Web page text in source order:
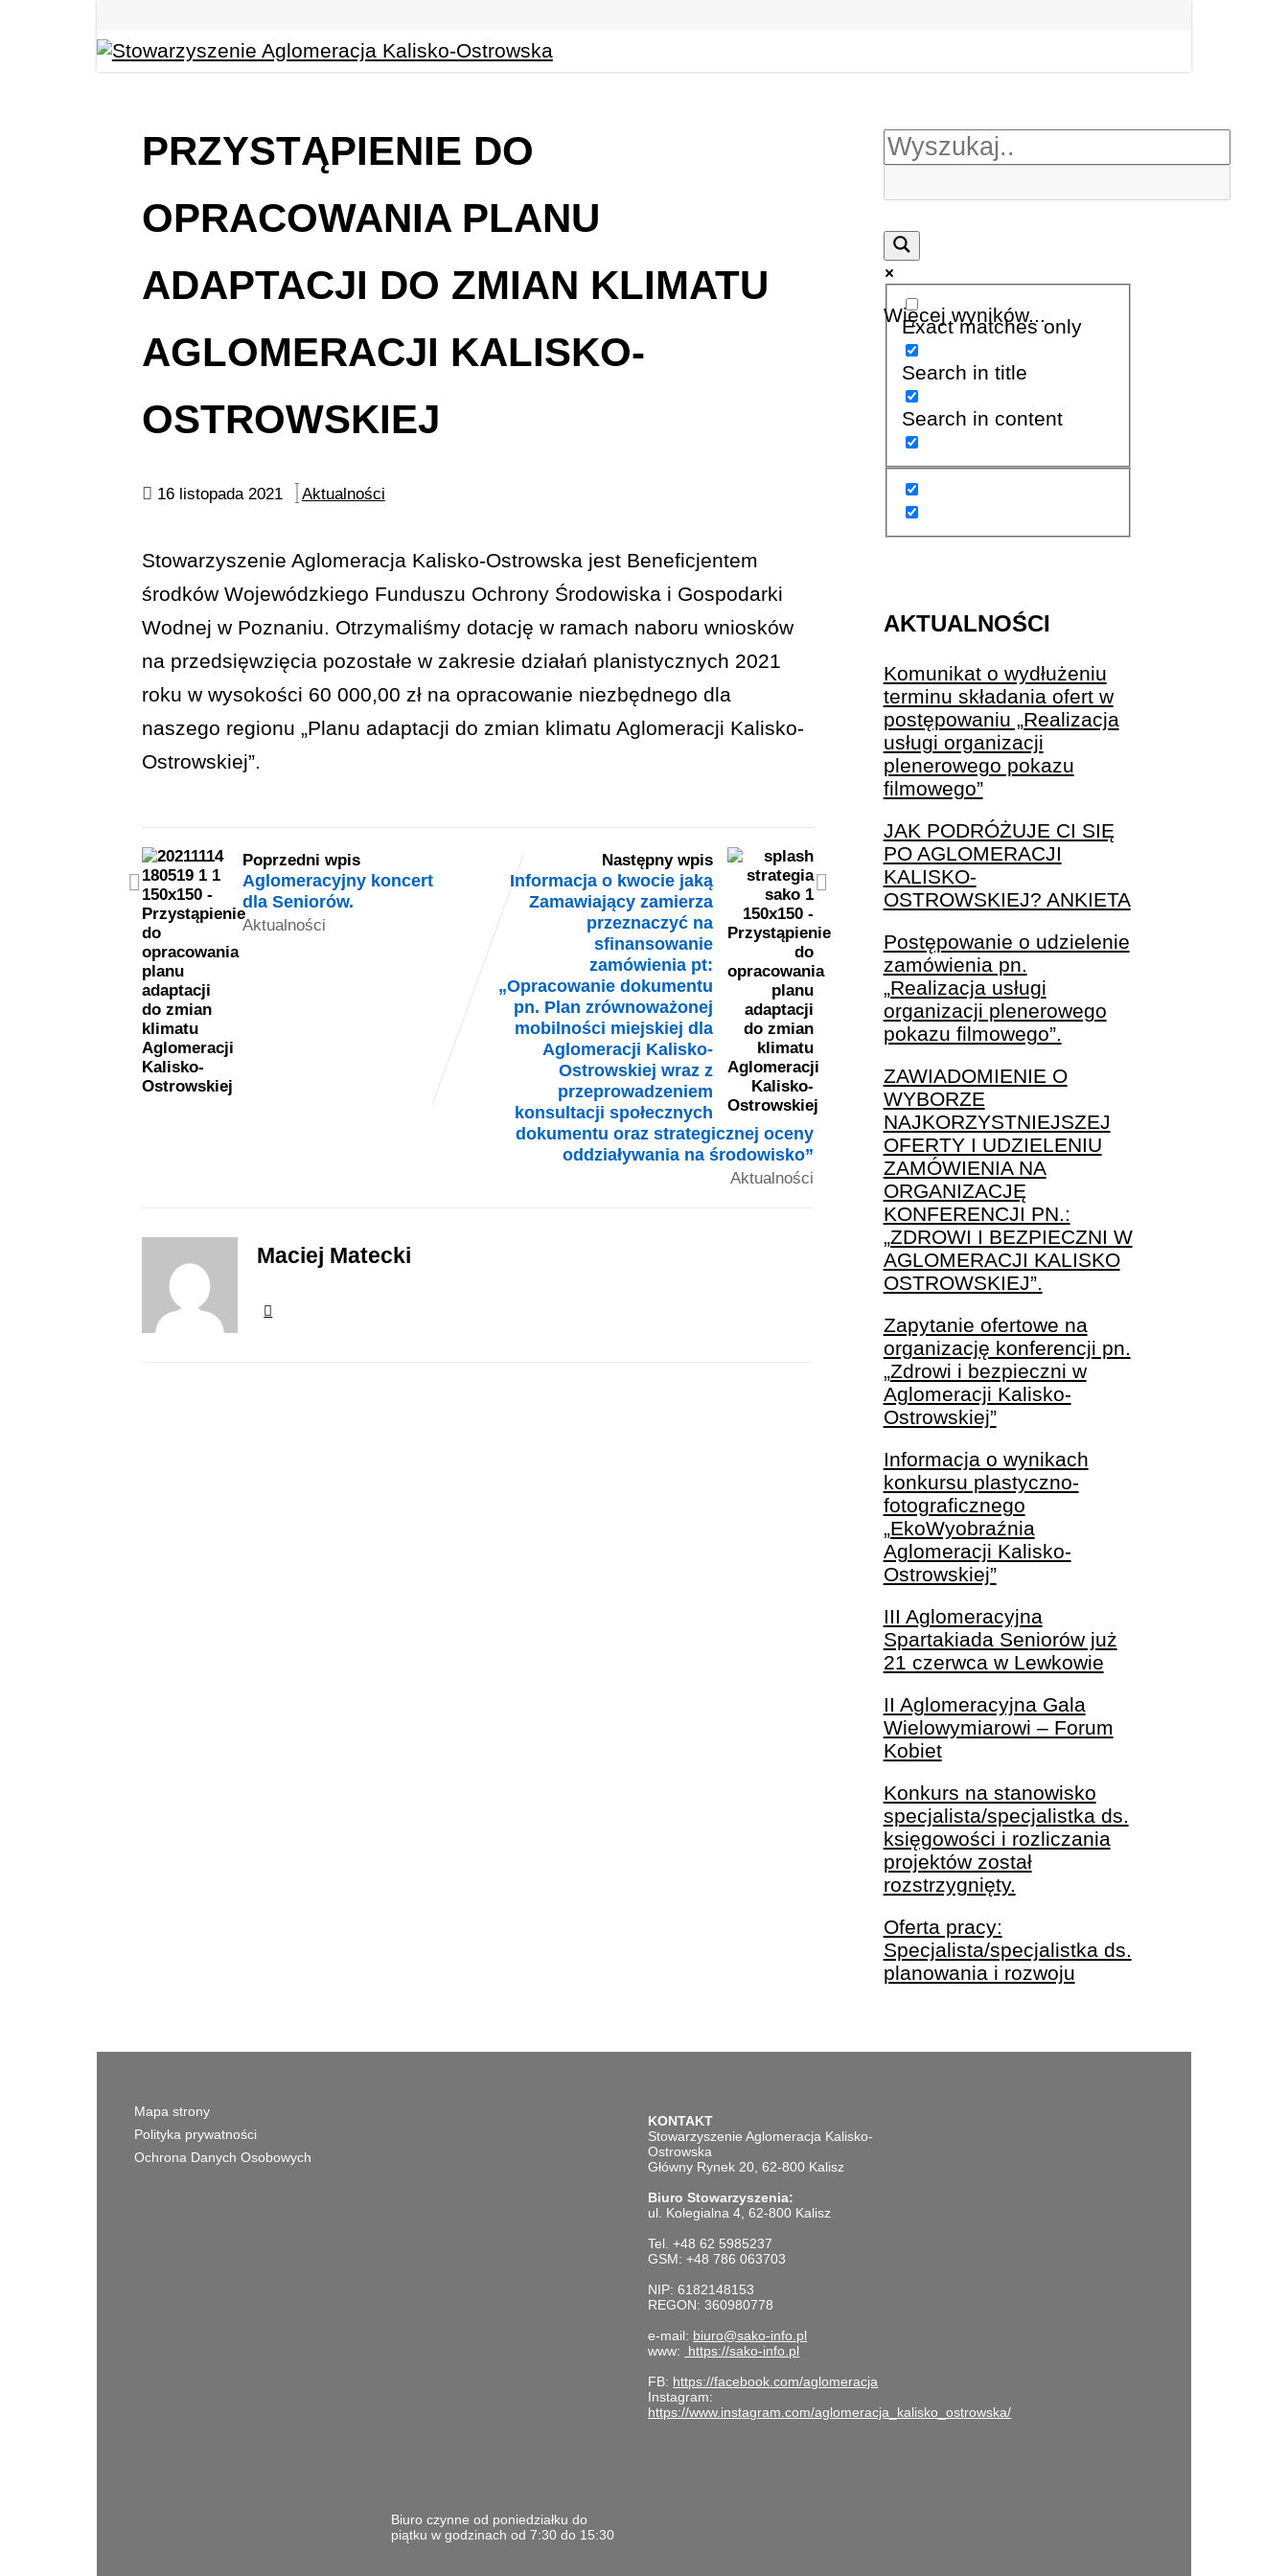
PRZYSTĄPIENIE DO
OPRACOWANIA PLANU
ADAPTACJI DO ZMIAN KLIMATU
AGLOMERACJI KALISKO-
OSTROWSKIEJ
16 listopada 2021 Aktualności
Stowarzyszenie Aglomeracja Kalisko-Ostrowska jest Beneficjentem
środków Wojewódzkiego Funduszu Ochrony Środowiska i Gospodarki
Wodnej w Poznaniu. Otrzymaliśmy dotację w ramach naboru wniosków
na przedsięwzięcia pozostałe w zakresie działań planistycznych 2021
roku w wysokości 60 000,00 zł na opracowanie niezbędnego dla
naszego regionu „Planu adaptacji do zmian klimatu Aglomeracji Kalisko-
Ostrowskiej”.
Poprzedni wpis
Aglomeracyjny koncert
dla Seniorów.
Aktualności
Następny wpis
Informacja o kwocie jaką
Zamawiający zamierza
przeznaczyć na
sfinansowanie
zamówienia pt:
„Opracowanie dokumentu
pn. Plan zrównoważonej
mobilności miejskiej dla
Aglomeracji Kalisko-
Ostrowskiej wraz z
przeprowadzeniem
konsultacji społecznych
dokumentu oraz strategicznej oceny
oddziaływania na środowisko”
Aktualności
Maciej Matecki
Więcej wyników...
Exact matches only
Search in title
Search in content
AKTUALNOŚCI
Komunikat o wydłużeniu
terminu składania ofert w
postępowaniu „Realizacja
usługi organizacji
plenerowego pokazu
filmowego”
JAK PODRÓŻUJE CI SIĘ
PO AGLOMERACJI
KALISKO-
OSTROWSKIEJ? ANKIETA
Postępowanie o udzielenie
zamówienia pn.
„Realizacja usługi
organizacji plenerowego
pokazu filmowego”.
ZAWIADOMIENIE O
WYBORZE
NAJKORZYSTNIEJSZEJ
OFERTY I UDZIELENIU
ZAMÓWIENIA NA
ORGANIZACJĘ
KONFERENCJI PN.:
„ZDROWI I BEZPIECZNI W
AGLOMERACJI KALISKO
OSTROWSKIEJ”.
Zapytanie ofertowe na
organizację konferencji pn.
„Zdrowi i bezpieczni w
Aglomeracji Kalisko-
Ostrowskiej”
Informacja o wynikach
konkursu plastyczno-
fotograficznego
„EkoWyobraźnia
Aglomeracji Kalisko-
Ostrowskiej”
III Aglomeracyjna
Spartakiada Seniorów już
21 czerwca w Lewkowie
II Aglomeracyjna Gala
Wielowymiarowi – Forum
Kobiet
Konkurs na stanowisko
specjalista/specjalistka ds.
księgowości i rozliczania
projektów został
rozstrzygnięty.
Oferta pracy:
Specjalista/specjalistka ds.
planowania i rozwoju
Mapa strony
Polityka prywatności
Ochrona Danych Osobowych
KONTAKT
Stowarzyszenie Aglomeracja Kalisko-
Ostrowska
Główny Rynek 20, 62-800 Kalisz
Biuro Stowarzyszenia:
ul. Kolegialna 4, 62-800 Kalisz
Tel. +48 62 5985237
GSM: +48 786 063703
NIP: 6182148153
REGON: 360980778
e-mail: biuro@sako-info.pl
www:
https://sako-info.pl
FB: https://facebook.com/aglomeracja
Instagram:
https://www.instagram.com/aglomeracja_kalisko_ostrowska/
Biuro czynne od poniedziałku do
piątku w godzinach od 7:30 do 15:30